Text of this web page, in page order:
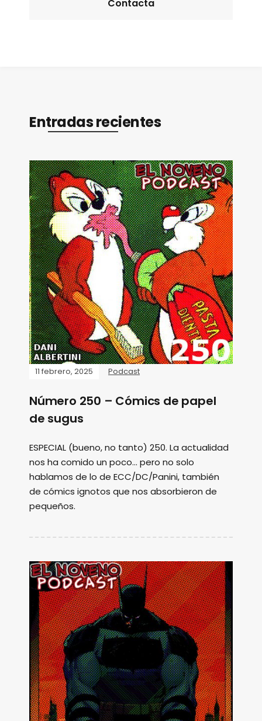
Contacta
Entradas recientes
11 febrero, 2025 Podcast
Número 250 – Cómics de papel
de sugus
ESPECIAL (bueno, no tanto) 250. La actualidad
nos ha comido un poco... pero no solo
hablamos de lo de ECC/DC/Panini, también
de cómics ignotos que nos absorbieron de
pequeños.